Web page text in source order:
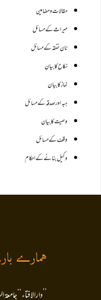
مقالات ومضامین
میراث کے مسائل
نان نفقہ کے مسائل
نکاح کا بیان
نماز کا بیان
ہبہ اور صدقہ کے مسائل
وصیت کا بیان
وقف کے مسائل
وکیل بنانے کے احکام
ہمارے
’’دارالافتاء